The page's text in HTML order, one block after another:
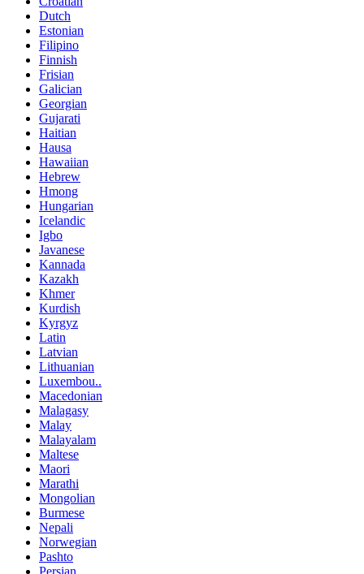
Dutch
Estonian
Filipino
Finnish
Frisian
Galician
Georgian
Gujarati
Haitian
Hausa
Hawaiian
Hebrew
Hmong
Hungarian
Icelandic
Igbo
Javanese
Kannada
Kazakh
Khmer
Kurdish
Kyrgyz
Latin
Latvian
Lithuanian
Luxembou..
Macedonian
Malagasy
Malay
Malayalam
Maltese
Maori
Marathi
Mongolian
Burmese
Nepali
Norwegian
Pashto